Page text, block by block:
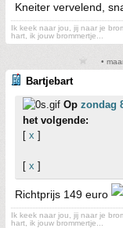
Kneiter vervelend,
Ik keek naar jou, jij naar je
hart, ik jouw brommertje...
•
Bartjebart
Op zondag
het volgende:
[ x ]
[ x ]
Richtprijs 149 euro
Ik keek naar jou, jij naar je
hart, ik jouw brommertje...